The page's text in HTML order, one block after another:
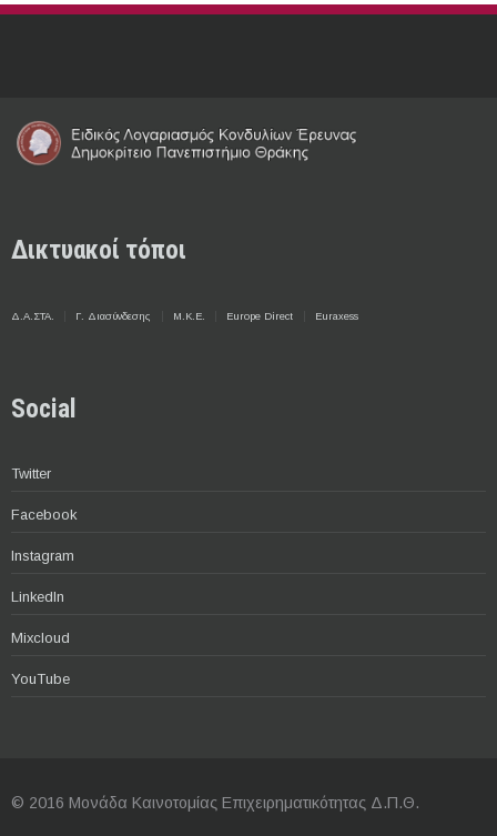
Δικτυακοί τόποι
Δ.Α.ΣΤΑ. Γ. Διασύνδεσης Μ.Κ.Ε. Europe Direct Euraxess
Social
Twitter
Facebook
Instagram
LinkedIn
Mixcloud
YouTube
© 2016 Μονάδα Καινοτομίας Επιχειρηματικότητας Δ.Π.Θ.